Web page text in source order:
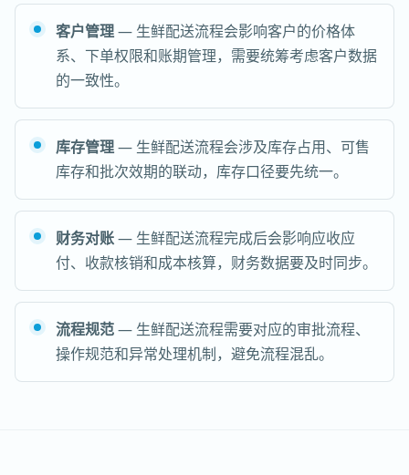
客户管理— 生鲜配送流程会影响客户的价格体
系、下单权限和账期管理，需要统筹考虑客户数据
的一致性。
库存管理— 生鲜配送流程会涉及库存占用、可售
库存和批次效期的联动，库存口径要先统一。
财务对账— 生鲜配送流程完成后会影响应收应
付、收款核销和成本核算，财务数据要及时同步。
流程规范— 生鲜配送流程需要对应的审批流程、
操作规范和异常处理机制，避免流程混乱。